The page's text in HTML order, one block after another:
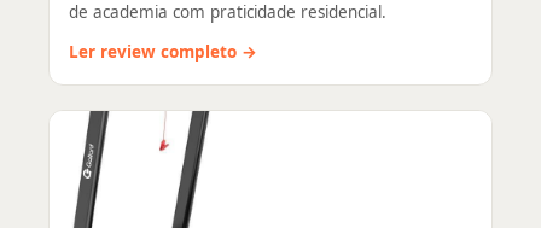
de academia com praticidade residencial.
Ler review completo →